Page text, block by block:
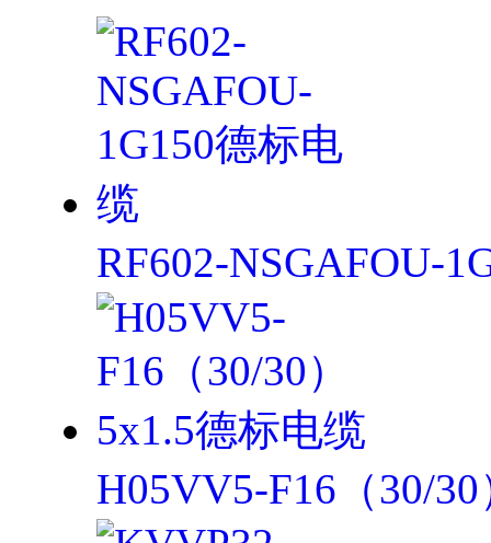
RF602-NSGAFOU-
H05VV5-F16（30/